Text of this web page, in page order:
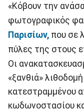
«Κόβουν την
φωτογραφικός
Παρισίων, που σε
πύλες της στους
Οι
«ξανθιά»
κατεστραμμένου
κωδωνοστασίου